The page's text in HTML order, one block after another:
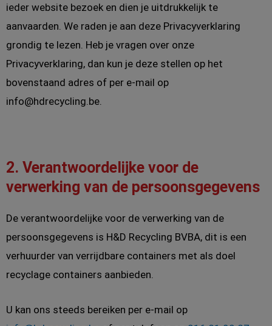
ieder website bezoek en dien je uitdrukkelijk te
aanvaarden. We raden je aan deze Privacyverklaring
grondig te lezen. Heb je vragen over onze
Privacyverklaring, dan kun je deze stellen op het
bovenstaand adres of per e-mail op
info@hdrecycling.be.
2. Verantwoordelijke voor de
verwerking van de persoonsgegevens
De verantwoordelijke voor de verwerking van de
persoonsgegevens is H&D Recycling BVBA, dit is een
verhuurder van verrijdbare containers met als doel
recyclage containers aanbieden.
U kan ons steeds bereiken per e-mail op